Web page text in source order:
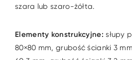
szara lub szaro-żółta.
Elementy konstrukcyjne: słupy
80×80 mm, grubość ścianki 3